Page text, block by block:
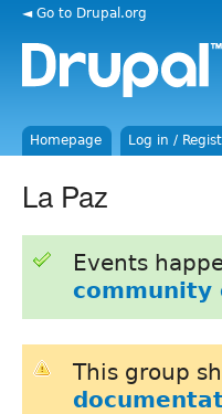
◄ Go to Drupal.org
Homepage Log in /
La Paz
Events
community
This group